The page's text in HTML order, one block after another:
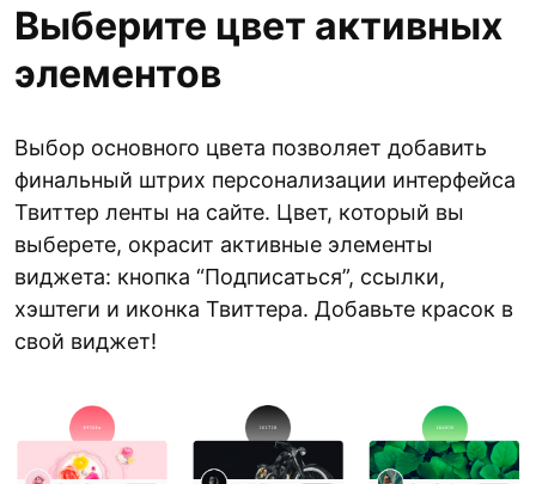
Выберите цвет активных
элементов
Выбор основного цвета позволяет добавить
финальный штрих персонализации интерфейса
Твиттер ленты на сайте. Цвет, который вы
выберете, окрасит активные элементы
виджета: кнопка “Подписаться”, ссылки,
хэштеги и иконка Твиттера. Добавьте красок в
свой виджет!